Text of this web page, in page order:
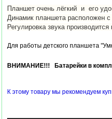
Планшет очень лёгкий и его
Динамик планшета расположен
Регулировка звука
Для работы детского планшета
ВНИМАНИЕ!!! Батарейки в
К этому товару мы рекомендуем